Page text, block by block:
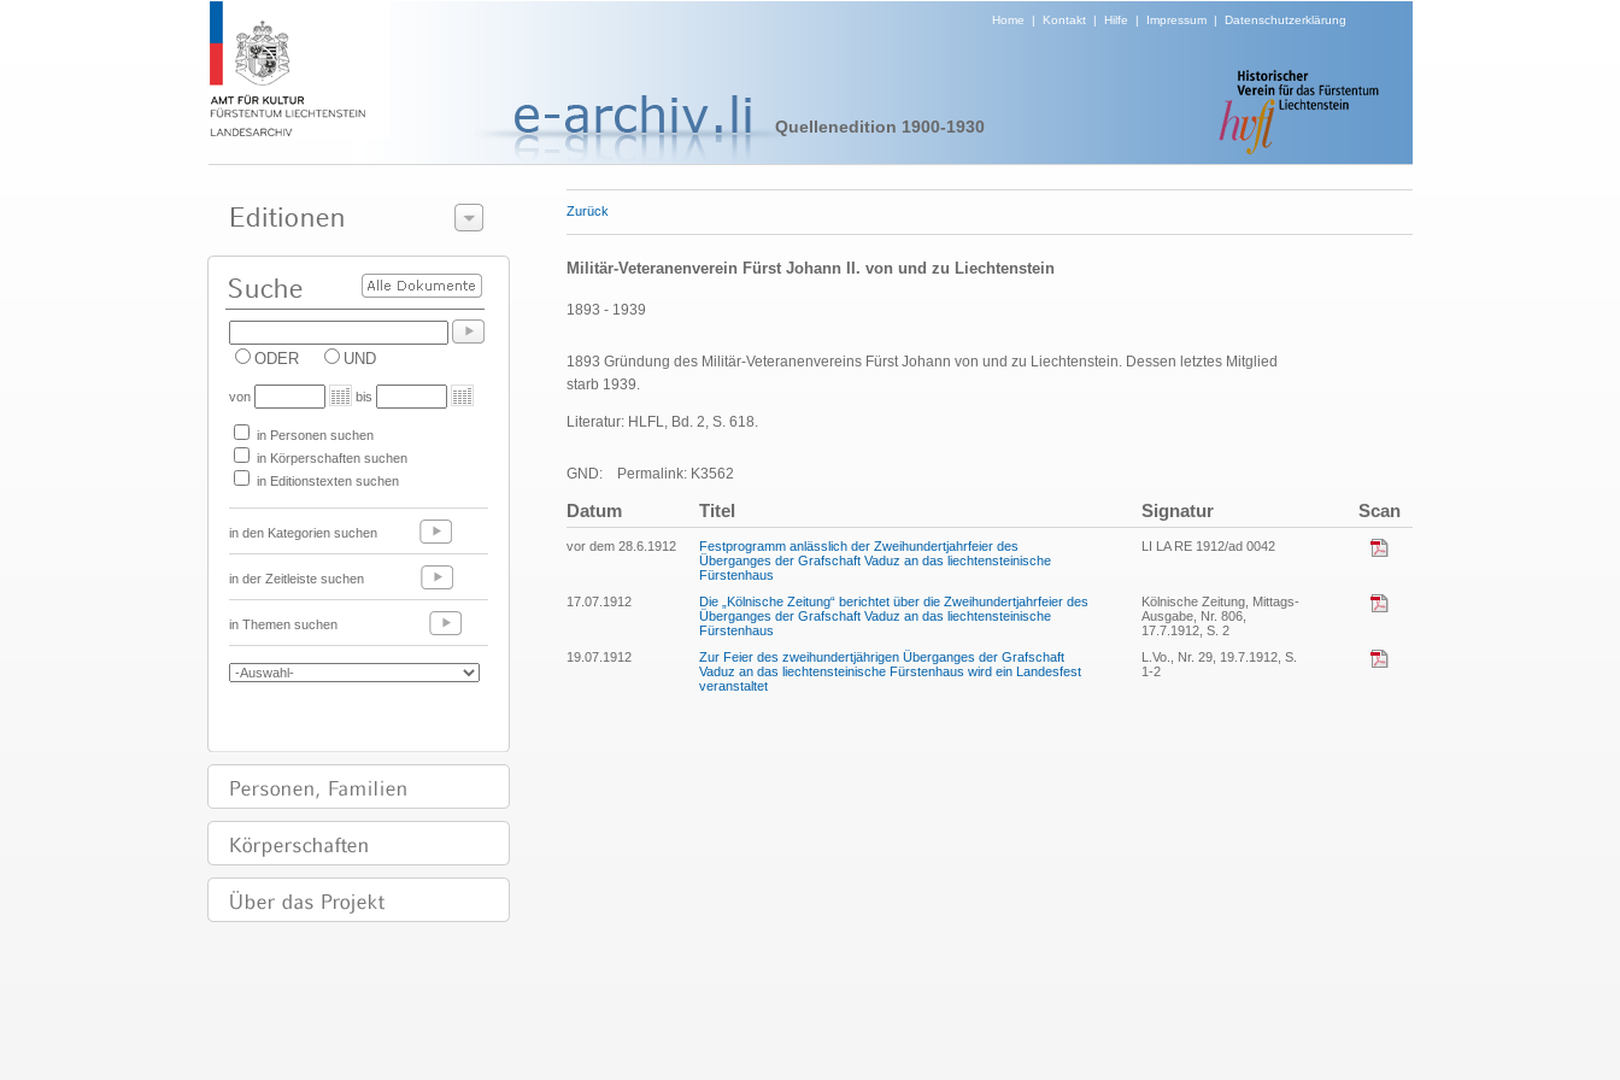
Home | Kontakt| Hilfe | Impressum| Datenschutzerklärung
Quellenedition 1900-1930
ODER UND
von bis
in Personen suchen
in Körperschaften suchen
in Editionstexten suchen
in den Kategorien suchen
in der Zeitleiste suchen
in Themen suchen
Zurück
Militär-Veteranenverein Fürst Johann II. von und zu Liechtenstein
1893 - 1939
1893 Gründung des Militär-Veteranenvereins Fürst Johann von und zu Liechtenstein. Dessen letztes Mitglied
starb 1939.
Literatur: HLFL, Bd. 2, S. 618.
GND: Permalink: K3562
Datum Titel Signatur Scan
vor dem 28.6.1912
Festprogramm anlässlich der Zweihundertjahrfeier des
Überganges der Grafschaft Vaduz an das liechtensteinische
Fürstenhaus
LI LA RE 1912/ad 0042
17.07.1912
Die „Kölnische Zeitung“ berichtet über die Zweihundertjahrfeier des
Überganges der Grafschaft Vaduz an das liechtensteinische
Fürstenhaus
Kölnische Zeitung, Mittags-
Ausgabe, Nr. 806,
17.7.1912, S. 2
19.07.1912
Zur Feier des zweihundertjährigen Überganges der Grafschaft
Vaduz an das liechtensteinische Fürstenhaus wird ein Landesfest
veranstaltet
L.Vo., Nr. 29, 19.7.1912, S.
1-2